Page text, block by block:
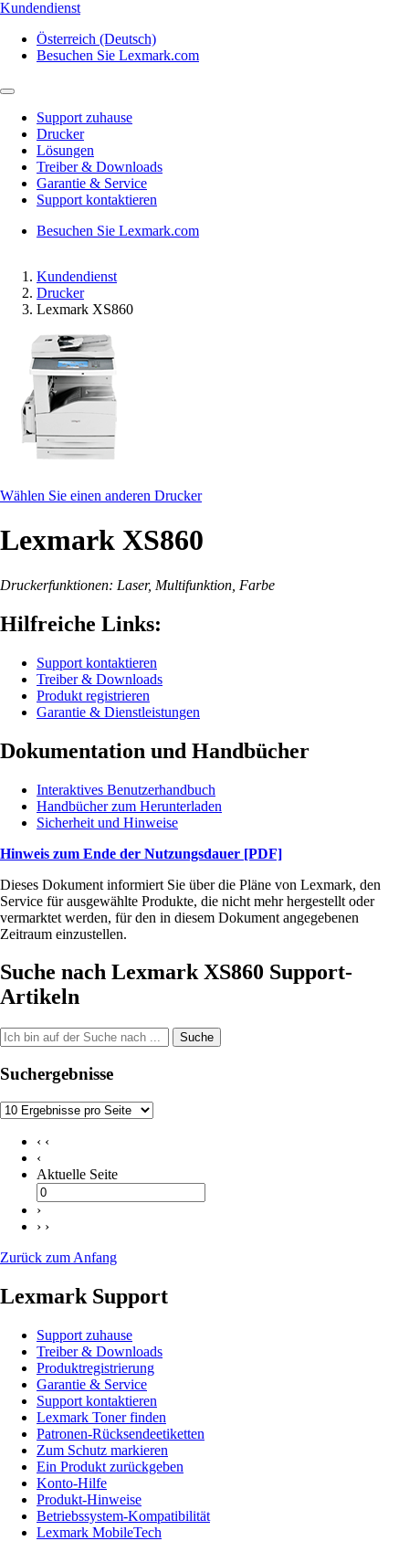
Kundendienst
Österreich (Deutsch)
Besuchen Sie Lexmark.com
Support zuhause
Drucker
Lösungen
Treiber & Downloads
Garantie & Service
Support kontaktieren
Besuchen Sie Lexmark.com
Kundendienst
Drucker
Lexmark XS860
Wählen Sie einen anderen Drucker
Lexmark XS860
Druckerfunktionen: Laser, Multifunktion, Farbe
Hilfreiche Links:
Support kontaktieren
Treiber & Downloads
Produkt registrieren
Garantie & Dienstleistungen
Dokumentation und Handbücher
Interaktives Benutzerhandbuch
Handbücher zum Herunterladen
Sicherheit und Hinweise
Hinweis zum Ende der Nutzungsdauer [PDF]
Dieses Dokument informiert Sie über die Pläne von Lexmark, den
Service für ausgewählte Produkte, die nicht mehr hergestellt oder
vermarktet werden, für den in diesem Dokument angegebenen
Zeitraum einzustellen.
Suche nach Lexmark XS860 Support-
Artikeln
Suche
Suchergebnisse
‹ ‹
‹
Aktuelle Seite
›
› ›
Zurück zum Anfang
Lexmark Support
Support zuhause
Treiber & Downloads
Produktregistrierung
Garantie & Service
Support kontaktieren
Lexmark Toner finden
Patronen-Rücksendeetiketten
Zum Schutz markieren
Ein Produkt zurückgeben
Konto-Hilfe
Produkt-Hinweise
Betriebssystem-Kompatibilität
Lexmark MobileTech